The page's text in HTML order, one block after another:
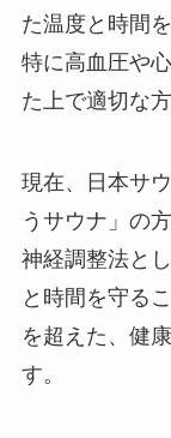
た温度と時間
特に高血圧や
た上で適切な
現在、日本サ
うサウナ」の
神経調整法と
と時間を守る
を超えた、健
す。